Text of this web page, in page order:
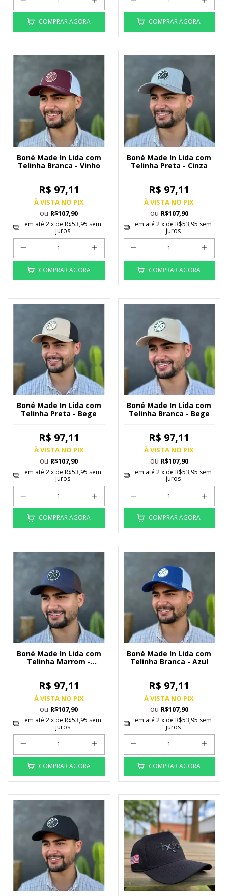
COMPRAR AGORA COMPRAR AGORA
Boné Made In Lida com
Telinha Branca - Vinho
R$ 97,11
À VISTA NO PIX
ou R$107,90
em até2x deR$53,95 sem
juros
COMPRAR AGORA
Boné Made In Lida com
Telinha Preta - Cinza
R$ 97,11
À VISTA NO PIX
ou R$107,90
em até 2x de R$53,95 sem
juros
COMPRAR AGORA
Boné Made In Lida com
Telinha Preta - Bege
R$ 97,11
À VISTA NO PIX
ou R$107,90
em até2x deR$53,95 sem
juros
COMPRAR AGORA
Boné Made In Lida com
Telinha Branca - Bege
R$ 97,11
À VISTA NO PIX
ou R$107,90
em até 2x de R$53,95 sem
juros
COMPRAR AGORA
Boné Made In Lida com
Telinha Marrom -
R$ 97,11
À VISTA NO PIX
ou R$107,90
em até2x deR$53,95 sem
juros
COMPRAR AGORA
Boné Made In Lida com
Telinha Branca - Azul
R$ 97,11
À VISTA NO PIX
ou R$107,90
em até 2x de R$53,95 sem
juros
COMPRAR AGORA